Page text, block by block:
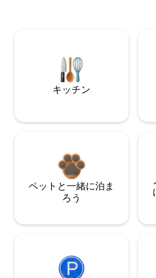
キッチン
ペットと一緒に泊ま
ろう